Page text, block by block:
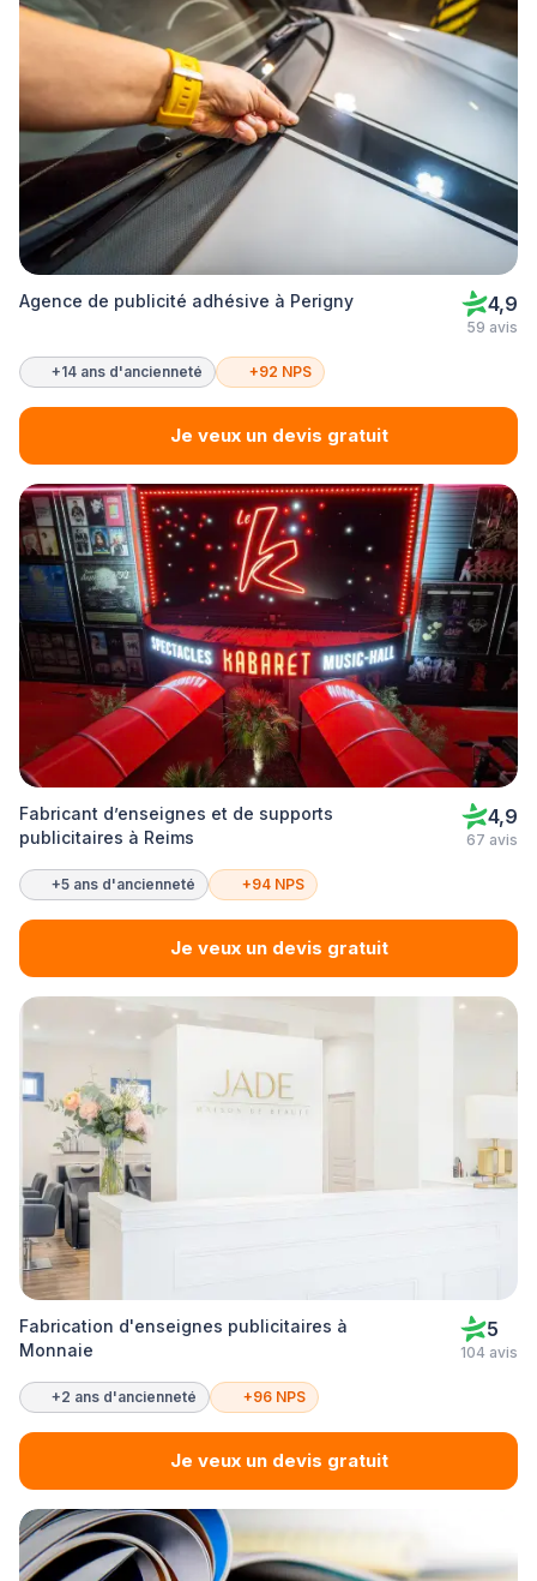
Agence de publicité adhésive à Perigny 4,9
59 avis
+14 ans d'ancienneté +92 NPS
Je veux un devis gratuit
Fabricant d’enseignes et de supports
publicitaires à Reims
4,9
67 avis
+5 ans d'ancienneté +94 NPS
Je veux un devis gratuit
Fabrication d'enseignes publicitaires à
Monnaie
5
104 avis
+2 ans d'ancienneté +96 NPS
Je veux un devis gratuit